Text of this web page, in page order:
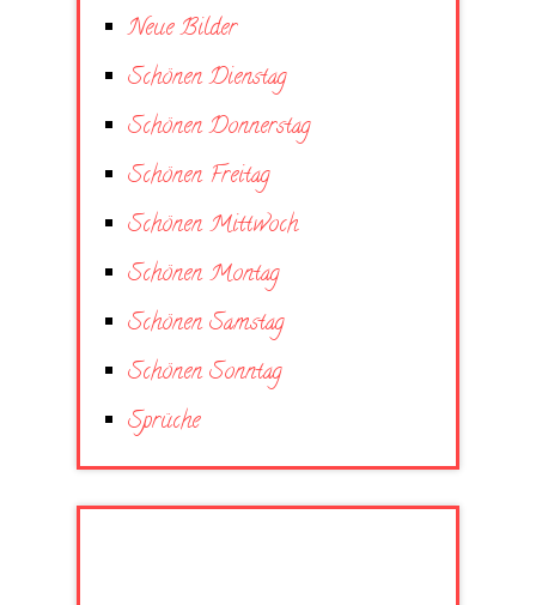
Neue Bilder
Schönen Dienstag
Schönen Donnerstag
Schönen Freitag
Schönen Mittwoch
Schönen Montag
Schönen Samstag
Schönen Sonntag
Sprüche